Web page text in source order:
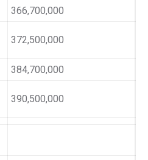
366,700,000
372,500,000
384,700,000
390,500,000